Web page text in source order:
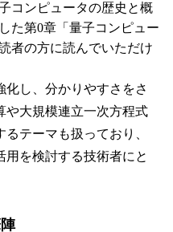
コンピュータの歴史と概
た第0章「量子コンピュー
者の方に読んでいただけ
化し、分かりやすさをさ
や大規模連立一次方程式
テーマも扱っており、
を検討する技術者にと